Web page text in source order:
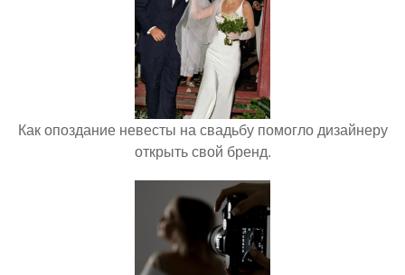
Как опоздание невесты на свадьбу помогло дизайнеру
открыть свой бренд.